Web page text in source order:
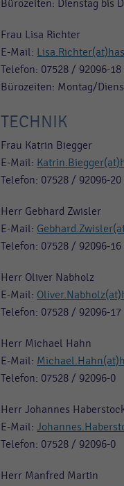
Bürozeiten: Dienstag bis
Frau Lisa Richter
E-Mail:
Telefon: 07528 / 92096-18
Bürozeiten: Montag/
TECHNIK
Frau Katrin Biegger
E-Mail:
Telefon: 07528 / 92096-20
Herr Gebhard Zwisler
E-Mail:
Telefon: 07528 / 92096-16
Herr Oliver Nabholz
E-Mail:
Telefon: 07528 / 92096-17
Herr Michael Hahn
E-Mail:
Telefon: 07528 / 92096-0
Herr Johannes
E-Mail:
Telefon: 07528 / 92096-0
Herr Manfred Martin